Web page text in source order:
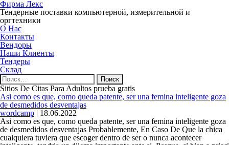
Фирма Лекс
Тендерные поставки компьютерной, измерительной и
оргтехники
О Нас
Контакты
Вендоры
Наши Клиенты
Тендеры
Склад
Найти:
Sitios De Citas Para Adultos prueba gratis
Asi­ como es que, como queda patente, ser una femina inteligente goza
de desmedidos desventajas
wordcamp | 18.06.2022
Asi­ como es que, como queda patente, ser una femina inteligente goza
de desmedidos desventajas Probablemente, En Caso De Que la chica
cualquiera tuviera que escoger dentro de ser o nunca acontecer